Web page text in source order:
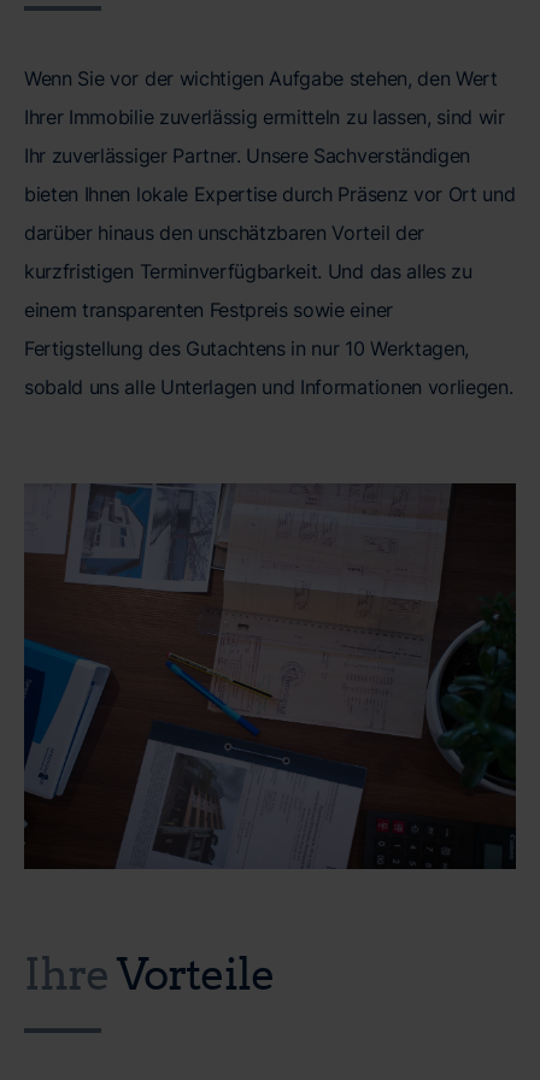
Wenn Sie vor der wichtigen Aufgabe stehen, den Wert
Ihrer Immobilie zuverlässig ermitteln zu lassen, sind wir
Ihr zuverlässiger Partner. Unsere Sachverständigen
bieten Ihnen lokale Expertise durch Präsenz vor Ort und
darüber hinaus den unschätzbaren Vorteil der
kurzfristigen Terminverfügbarkeit. Und das alles zu
einem transparenten Festpreis sowie einer
Fertigstellung des Gutachtens in nur 10 Werktagen,
sobald uns alle Unterlagen und Informationen vorliegen.
IhreVorteile